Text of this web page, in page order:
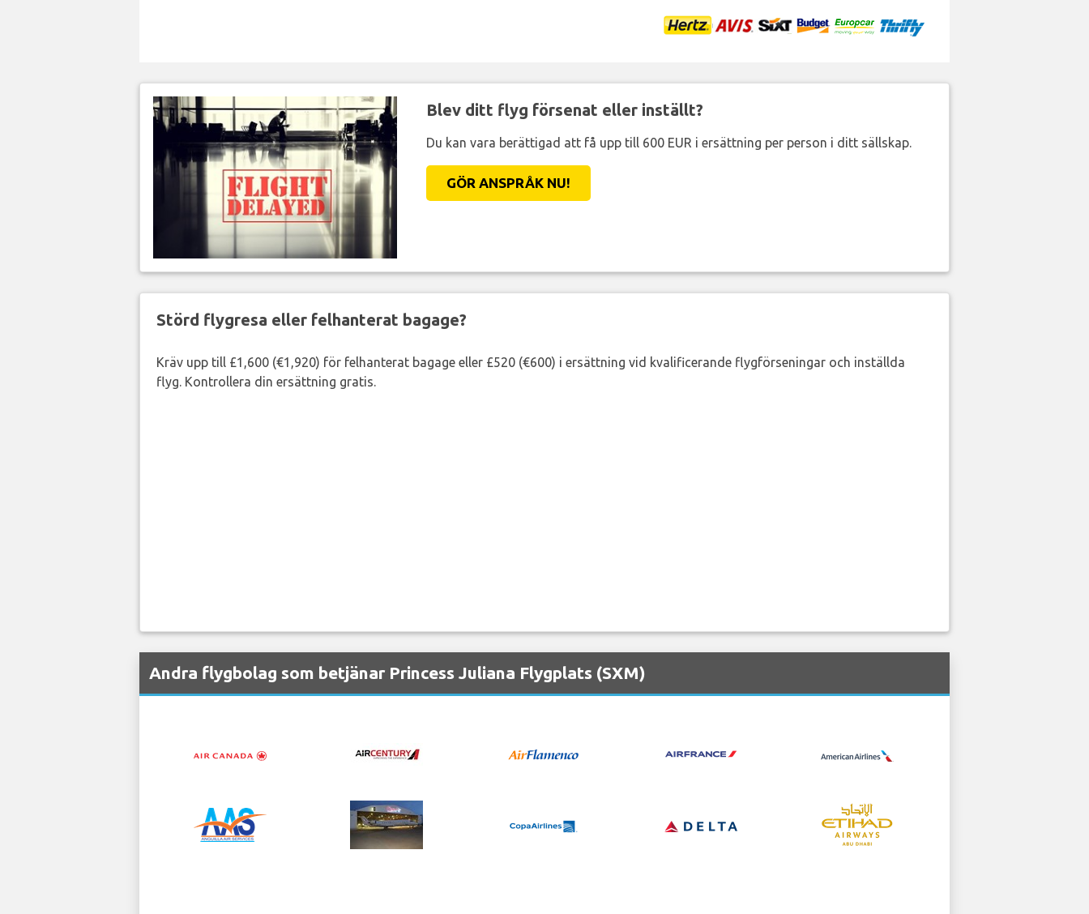
Blev ditt flyg försenat eller inställt?
Du kan vara berättigad att få upp till 600 EUR i ersättning per person i ditt sällskap.
GÖR ANSPRÅK NU!
Störd flygresa eller felhanterat bagage?
Kräv upp till £1,600 (€1,920) för felhanterat bagage eller £520 (€600) i ersättning vid kvalificerande flygförseningar och inställda
flyg. Kontrollera din ersättning gratis.
Andra flygbolag som betjänar Princess Juliana Flygplats (SXM)